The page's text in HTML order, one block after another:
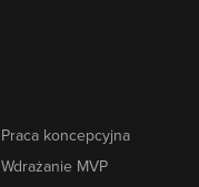
Praca koncepcyjna
Wdrażanie MVP